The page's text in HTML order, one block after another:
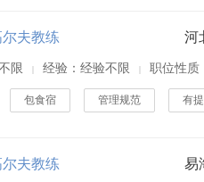
夫教练
限 | 经验：经验不限 | 职位性质
包食宿 管理规范 有
夫教练 易